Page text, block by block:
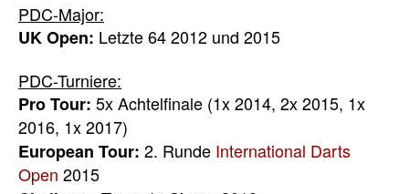
PDC-Major:
UK Open: Letzte 64 2012 und 2015
PDC-Turniere:
Pro Tour: 5x Achtelfinale (1x 2014, 2x 2015, 1x
2016, 1x 2017)
European Tour: 2. Runde International Darts
Open 2015